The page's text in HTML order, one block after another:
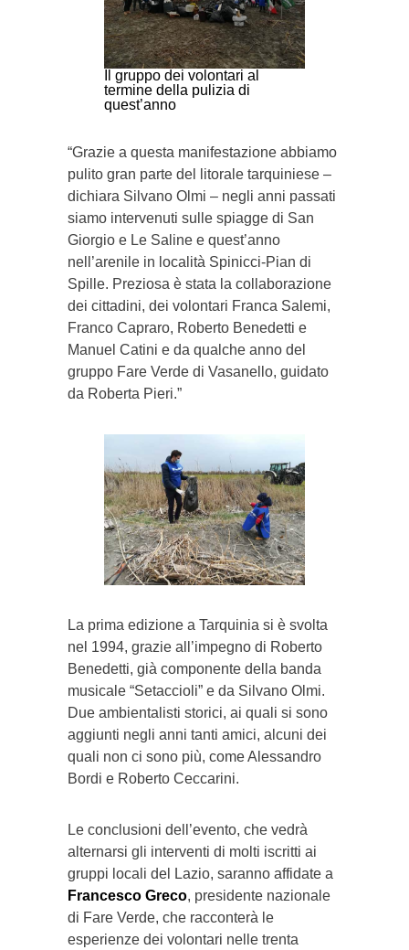
Il gruppo dei volontari al
termine della pulizia di
quest’anno
“Grazie a questa manifestazione abbiamo
pulito gran parte del litorale tarquiniese –
dichiara Silvano Olmi – negli anni passati
siamo intervenuti sulle spiagge di San
Giorgio e Le Saline e quest’anno
nell’arenile in località Spinicci-Pian di
Spille. Preziosa è stata la collaborazione
dei cittadini, dei volontari Franca Salemi,
Franco Capraro, Roberto Benedetti e
Manuel Catini e da qualche anno del
gruppo Fare Verde di Vasanello, guidato
da Roberta Pieri.”
La prima edizione a Tarquinia si è svolta
nel 1994, grazie all’impegno di Roberto
Benedetti, già componente della banda
musicale “Setaccioli” e da Silvano Olmi.
Due ambientalisti storici, ai quali si sono
aggiunti negli anni tanti amici, alcuni dei
quali non ci sono più, come Alessandro
Bordi e Roberto Ceccarini.
Le conclusioni dell’evento, che vedrà
alternarsi gli interventi di molti iscritti ai
gruppi locali del Lazio, saranno affidate a
Francesco Greco, presidente nazionale
di Fare Verde, che racconterà le
esperienze dei volontari nelle trenta